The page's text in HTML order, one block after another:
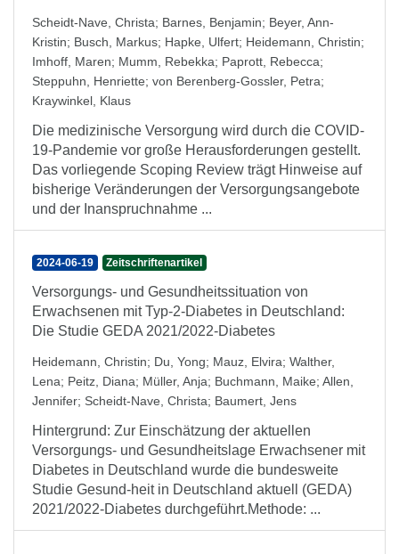
Scheidt-Nave, Christa; Barnes, Benjamin; Beyer, Ann-
Kristin; Busch, Markus; Hapke, Ulfert; Heidemann, Christin;
Imhoff, Maren; Mumm, Rebekka; Paprott, Rebecca;
Steppuhn, Henriette; von Berenberg-Gossler, Petra;
Kraywinkel, Klaus
Die medizinische Versorgung wird durch die COVID-
19-Pandemie vor große Herausforderungen gestellt.
Das vorliegende Scoping Review trägt Hinweise auf
bisherige Veränderungen der Versorgungsangebote
und der Inanspruchnahme ...
2024-06-19 Zeitschriftenartikel
Versorgungs- und Gesundheitssituation von
Erwachsenen mit Typ-2-Diabetes in Deutschland:
Die Studie GEDA 2021/2022-Diabetes
Heidemann, Christin; Du, Yong; Mauz, Elvira; Walther,
Lena; Peitz, Diana; Müller, Anja; Buchmann, Maike; Allen,
Jennifer; Scheidt-Nave, Christa; Baumert, Jens
Hintergrund: Zur Einschätzung der aktuellen
Versorgungs- und Gesundheitslage Erwachsener mit
Diabetes in Deutschland wurde die bundesweite
Studie Gesund-heit in Deutschland aktuell (GEDA)
2021/2022-Diabetes durchgeführt.Methode: ...